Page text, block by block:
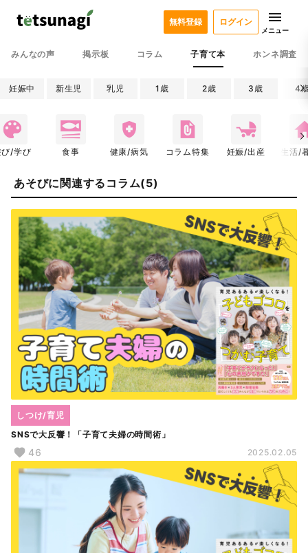
みんなの声 掲示板 コラム 子育て本 ホンネ調査
無料登録 ログイン
メニュー
妊娠中 新生児 乳児 1歳 2歳 3歳 4
び/学び 食事 健康/病気 コラム特集 妊娠/出産 生活/
あそびに関連するコラム(5)
SNSで大反響！「子育て夫婦の時間術」
しつけ/育児
46 2025.02.05